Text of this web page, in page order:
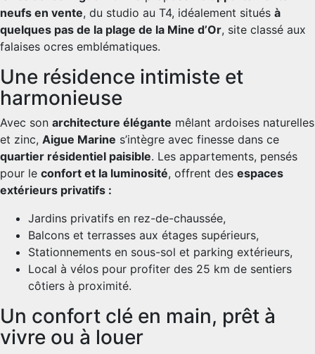
neufs en vente, du studio au T4, idéalement situés à
quelques pas de la plage de la Mine d’Or, site classé aux
falaises ocres emblématiques.
Une résidence intimiste et
harmonieuse
Avec son architecture élégante mêlant ardoises naturelles
et zinc, Aigue Marine s’intègre avec finesse dans ce
quartier résidentiel paisible. Les appartements, pensés
pour le confort et la luminosité, offrent des espaces
extérieurs privatifs :
Jardins privatifs en rez-de-chaussée,
Balcons et terrasses aux étages supérieurs,
Stationnements en sous-sol et parking extérieurs,
Local à vélos pour profiter des 25 km de sentiers
côtiers à proximité.
Un confort clé en main, prêt à
vivre ou à louer